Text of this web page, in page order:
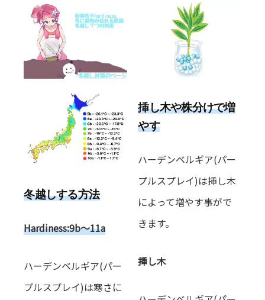
冬越しする方法
Hardiness:9b～11a
ハーデンベルギア(パー
プルスプレイ)は寒さに
挿し木や株分けで増
やす
ハーデンベルギア(パー
プルスプレイ)は挿し木
によって増やす事がで
きます。
挿し木